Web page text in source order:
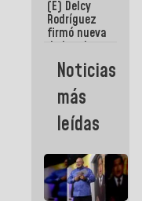
(E) Delcy
Rodríguez
firmó nueva
de Ley de
Arrendamiento
aprobada
por la AN
Noticias
más
leídas